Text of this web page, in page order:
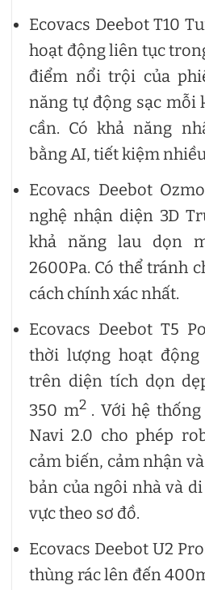
Ecovacs Deebot T10
hoạt động liên tục
điểm nổi trội của
năng tự động sạc mỗi
cần. Có khả năng
bằng AI, tiết kiệm
Ecovacs Deebot
nghệ nhận diện 3D
khả năng lau dọn
2600Pa. Có thể tránh
cách chính xác nhất.
Ecovacs Deebot T5
thời lượng hoạt
trên diện tích dọn
350 m2 . Với hệ
Navi 2.0 cho phép
cảm biến, cảm nhận
bản của ngôi nhà và
vực theo sơ đồ.
Ecovacs Deebot U2
thùng rác lên đến